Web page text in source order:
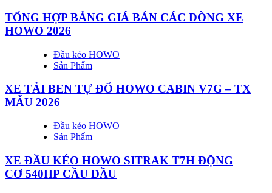
TỔNG HỢP BẢNG GIÁ BÁN CÁC DÒNG XE
HOWO 2026
Đầu kéo HOWO
Sản Phẩm
XE TẢI BEN TỰ ĐỔ HOWO CABIN V7G – TX
MẪU 2026
Đầu kéo HOWO
Sản Phẩm
XE ĐẦU KÉO HOWO SITRAK T7H ĐỘNG
CƠ 540HP CẦU DẦU